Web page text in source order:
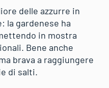
delle azzurre in
la gardenese ha
in mostra
Bene anche
brava a raggiungere
di salti.